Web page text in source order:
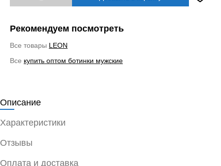
Рекомендуем посмотреть
Все товары LEON
Все купить оптом ботинки мужские
Описание
Характеристики
Отзывы
Оплата и доставка